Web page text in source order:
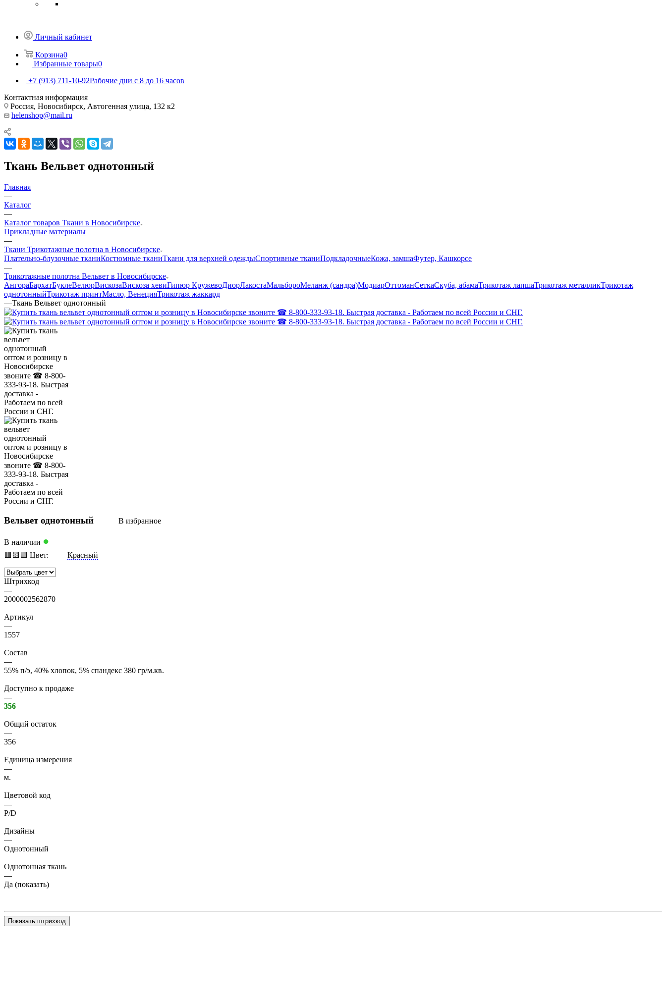
Личный кабинет
Корзина0
Избранные товары0
+7 (913) 711-10-92Рабочие дни с 8 до 16 часов
Контактная информация
Россия, Новосибирск, Автогенная улица, 132 к2
helenshop@mail.ru
Ткань Вельвет однотонный
Главная
—
Каталог
—
Каталог товаров Ткани в Новосибирске
Прикладные материалы
—
Ткани Трикотажные полотна в Новосибирске
Плательно-блузочные тканиКостюмные тканиТкани для верхней одеждыСпортивные тканиПодкладочныеКожа, замшаФутер, Кашкорсе
—
Трикотажные полотна Вельвет в Новосибирске
АнгораБархатБуклеВелюрВискозаВискоза хевиГипюр КружевоДиорЛакостаМальбороМеланж (сандра)МодиарОттоманСеткаСкуба, абамаТрикотаж лапшаТрикотаж металликТрикотаж
однотонныйТрикотаж принтМасло, ВенецияТрикотаж жаккард
—Ткань Вельвет однотонный
Вельвет однотонный В избранное
В наличии ●
🟥 🟨 🟩 Цвет: Красный
Штрихкод
—
2000002562870
Артикул
—
1557
Состав
—
55% п/э, 40% хлопок, 5% спандекс 380 гр/м.кв.
Доступно к продаже
—
356
Общий остаток
—
356
Единица измерения
—
м.
Цветовой код
—
P/D
Дизайны
—
Однотонный
Однотонная ткань
—
Да (показать)
Показать штрихкод